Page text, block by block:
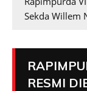
Sekda Willem
RESMI